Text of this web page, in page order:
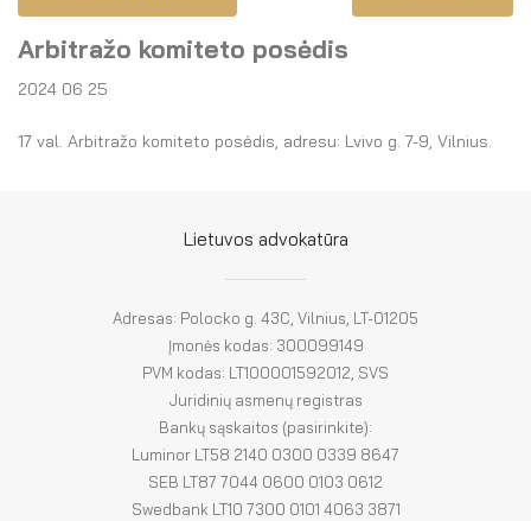
Komitetai
Savivaldos teisės aktai
Dokumentų atmintinė
El. parduotuvė
ES
Arbitražo komiteto posėdis
2024 06 25
17 val. Arbitražo komiteto posėdis, adresu: Lvivo g. 7-9, Vilnius.
Lietuvos advokatūra
Adresas: Polocko g. 43C, Vilnius, LT-01205
Įmonės kodas: 300099149
PVM kodas: LT100001592012, SVS
Juridinių asmenų registras
Bankų sąskaitos (pasirinkite):
Luminor LT58 2140 0300 0339 8647
SEB LT87 7044 0600 0103 0612
Swedbank LT10 7300 0101 4063 3871